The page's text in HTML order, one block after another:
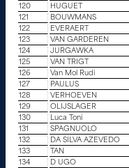
120
HUGUET
121
BOUWMANS
122
EVERAERT
123
VAN GARDEREN
124
JURGAWKA
125
VAN TRIGT
126
Van Mol Rudi
127
PAULUS
128
VERHOEVEN
129
OLIJSLAGER
130
Luca Toni
131
SPAGNUOLO
132
DA SILVA AZEVEDO
133
TAN
134
D UGO